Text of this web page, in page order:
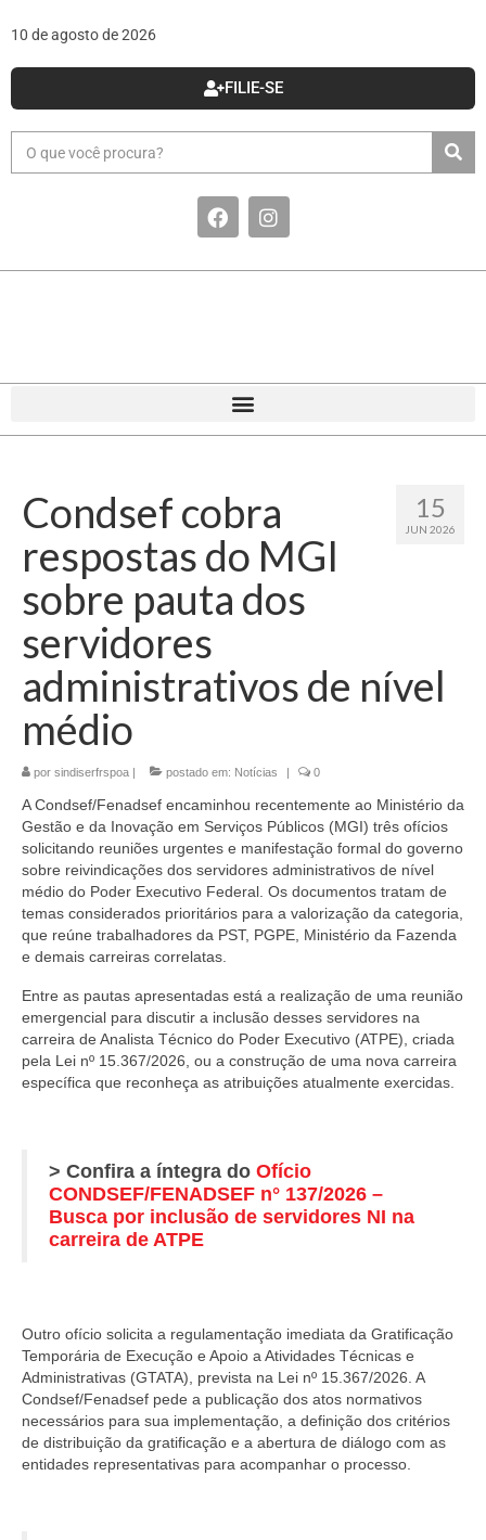
10 de agosto de 2026
FILIE-SE
15
JUN 2026
Condsef cobra
respostas do MGI
sobre pauta dos
servidores
administrativos de nível
médio
por sindiserfrspoa | postado em: Notícias | 0
A Condsef/Fenadsef encaminhou recentemente ao Ministério da
Gestão e da Inovação em Serviços Públicos (MGI) três ofícios
solicitando reuniões urgentes e manifestação formal do governo
sobre reivindicações dos servidores administrativos de nível
médio do Poder Executivo Federal. Os documentos tratam de
temas considerados prioritários para a valorização da categoria,
que reúne trabalhadores da PST, PGPE, Ministério da Fazenda
e demais carreiras correlatas.
Entre as pautas apresentadas está a realização de uma reunião
emergencial para discutir a inclusão desses servidores na
carreira de Analista Técnico do Poder Executivo (ATPE), criada
pela Lei nº 15.367/2026, ou a construção de uma nova carreira
específica que reconheça as atribuições atualmente exercidas.
> Confira a íntegra do Ofício
CONDSEF/FENADSEF n° 137/2026 –
Busca por inclusão de servidores NI na
carreira de ATPE
Outro ofício solicita a regulamentação imediata da Gratificação
Temporária de Execução e Apoio a Atividades Técnicas e
Administrativas (GTATA), prevista na Lei nº 15.367/2026. A
Condsef/Fenadsef pede a publicação dos atos normativos
necessários para sua implementação, a definição dos critérios
de distribuição da gratificação e a abertura de diálogo com as
entidades representativas para acompanhar o processo.